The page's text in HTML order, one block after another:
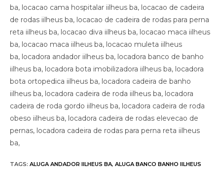
ba, locacao cama hospitalar iilheus ba, locacao de cadeira
de rodas iilheus ba, locacao de cadeira de rodas para perna
reta iilheus ba, locacao diva iilheus ba, locacao maca iilheus
ba, locacao maca iilheus ba, locacao muleta iilheus
ba, locadora andador iilheus ba, locadora banco de banho
iilheus ba, locadora bota imobilizadora iilheus ba, locadora
bota ortopedica iilheus ba, locadora cadeira de banho
iilheus ba, locadora cadeira de roda iilheus ba, locadora
cadeira de roda gordo iilheus ba, locadora cadeira de roda
obeso iilheus ba, locadora cadeira de rodas elevecao de
pernas, locadora cadeira de rodas para perna reta iilheus
ba,
TAGS: ALUGA ANDADOR IILHEUS BA, ALUGA BANCO BANHO IILHEUS